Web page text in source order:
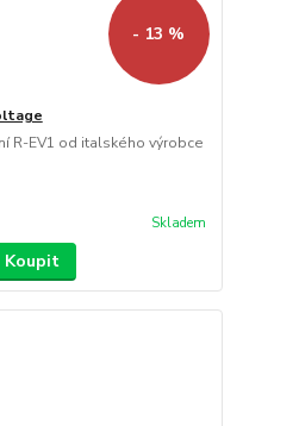
- 13 %
R-EV1 od italského výrobce
Skladem
Koupit